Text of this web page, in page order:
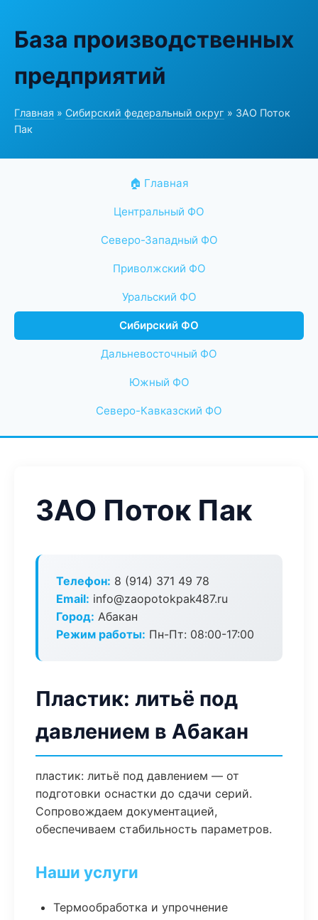
База производственных
предприятий
Главная » Сибирский федеральный округ » ЗАО Поток
Пак
🏠 Главная
Центральный ФО
Северо-Западный ФО
Приволжский ФО
Уральский ФО
Сибирский ФО
Дальневосточный ФО
Южный ФО
Северо-Кавказский ФО
ЗАО Поток Пак
Телефон: 8 (914) 371 49 78
Email: info@zaopotokpak487.ru
Город: Абакан
Режим работы: Пн-Пт: 08:00-17:00
Пластик: литьё под
давлением в Абакан
пластик: литьё под давлением — от
подготовки оснастки до сдачи серий.
Сопровождаем документацией,
обеспечиваем стабильность параметров.
Наши услуги
Термообработка и упрочнение